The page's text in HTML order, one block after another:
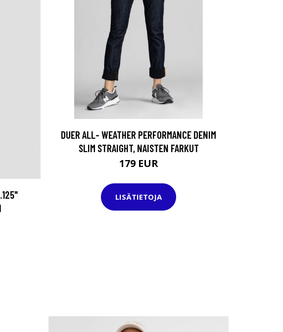
DUER ALL- WEATHER PERFORMANCE DENIM
SLIM STRAIGHT, NAISTEN FARKUT
179 EUR
LISÄTIETOJA